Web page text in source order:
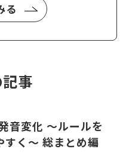
る
事
音変化 〜ルールを
すく〜 総まとめ編